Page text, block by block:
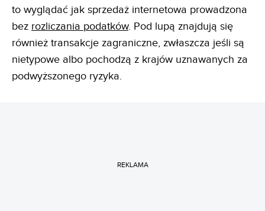
to wyglądać jak sprzedaż internetowa prowadzona
bez rozliczania podatków. Pod lupą znajdują się
również transakcje zagraniczne, zwłaszcza jeśli są
nietypowe albo pochodzą z krajów uznawanych za
podwyższonego ryzyka.
REKLAMA